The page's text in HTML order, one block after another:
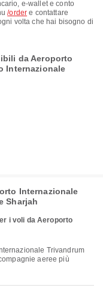
e-wallet e conto
/order e contattare
volta che hai bisogno di
da Aeroporto
Internazionale
Internazionale
Sharjah
i voli da Aeroporto
aeree più